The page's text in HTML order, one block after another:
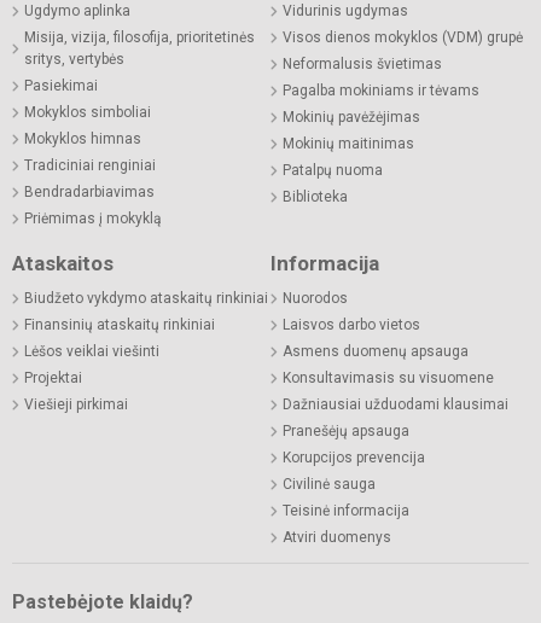
Ugdymo aplinka
Misija, vizija, filosofija, prioritetinės
sritys, vertybės
Pasiekimai
Mokyklos simboliai
Mokyklos himnas
Tradiciniai renginiai
Bendradarbiavimas
Priėmimas į mokyklą
Vidurinis ugdymas
Visos dienos mokyklos (VDM) grupė
Neformalusis švietimas
Pagalba mokiniams ir tėvams
Mokinių pavėžėjimas
Mokinių maitinimas
Patalpų nuoma
Biblioteka
Ataskaitos
Biudžeto vykdymo ataskaitų rinkiniai
Finansinių ataskaitų rinkiniai
Lėšos veiklai viešinti
Projektai
Viešieji pirkimai
Informacija
Nuorodos
Laisvos darbo vietos
Asmens duomenų apsauga
Konsultavimasis su visuomene
Dažniausiai užduodami klausimai
Pranešėjų apsauga
Korupcijos prevencija
Civilinė sauga
Teisinė informacija
Atviri duomenys
Pastebėjote klaidų?